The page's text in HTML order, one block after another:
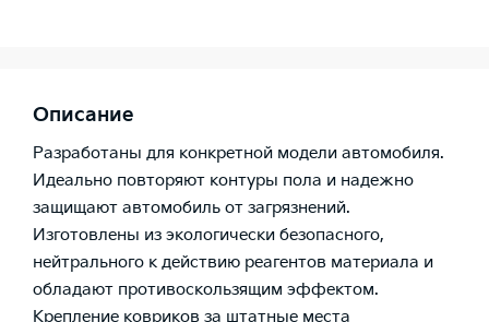
Описание
Разработаны для конкретной модели автомобиля.
Идеально повторяют контуры пола и надежно
защищают автомобиль от загрязнений.
Изготовлены из экологически безопасного,
нейтрального к действию реагентов материала и
обладают противоскользящим эффектом.
Крепление ковриков за штатные места